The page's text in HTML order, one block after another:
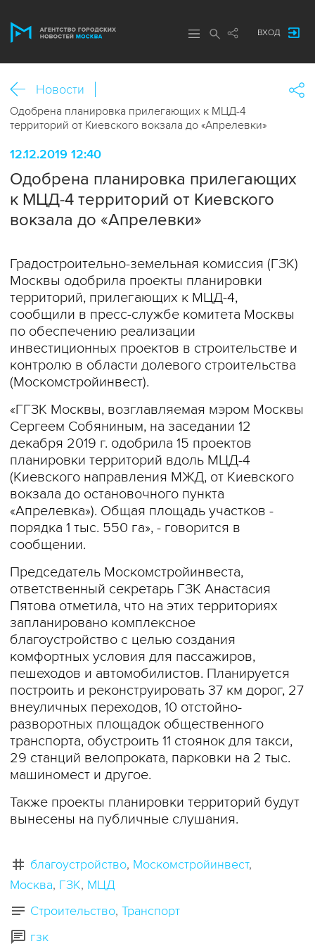
ВХОД
Новости
Одобрена планировка прилегающих к МЦД-4
территорий от Киевского вокзала до «Апрелевки»
12.12.2019 12:40
Одобрена планировка прилегающих
к МЦД-4 территорий от Киевского
вокзала до «Апрелевки»
Градостроительно-земельная комиссия (ГЗК)
Москвы одобрила проекты планировки
территорий, прилегающих к МЦД-4,
сообщили в пресс-службе комитета Москвы
по обеспечению реализации
инвестиционных проектов в строительстве и
контролю в области долевого строительства
(Москомстройинвест).
«ГГЗК Москвы, возглавляемая мэром Москвы
Сергеем Собяниным, на заседании 12
декабря 2019 г. одобрила 15 проектов
планировки территорий вдоль МЦД-4
(Киевского направления МЖД, от Киевского
вокзала до остановочного пункта
«Апрелевка»). Общая площадь участков -
порядка 1 тыс. 550 га», - говорится в
сообщении.
Председатель Москомстройинвеста,
ответственный секретарь ГЗК Анастасия
Пятова отметила, что на этих территориях
запланировано комплексное
благоустройство с целью создания
комфортных условия для пассажиров,
пешеходов и автомобилистов. Планируется
построить и реконструировать 37 км дорог, 27
внеуличных переходов, 10 отстойно-
разворотных площадок общественного
транспорта, обустроить 11 стоянок для такси,
29 станций велопроката, парковки на 2 тыс.
машиномест и другое.
Также проекты планировки территорий будут
вынесены на публичные слушания.
благоустройство Москомстройинвест
Москва ГЗК МЦД
Строительство Транспорт
гзк